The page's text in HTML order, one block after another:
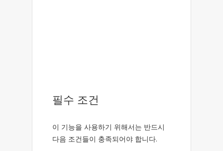
필수 조건
이 기능을 사용하기 위해서는 반드시
다음 조건들이 충족되어야 합니다.